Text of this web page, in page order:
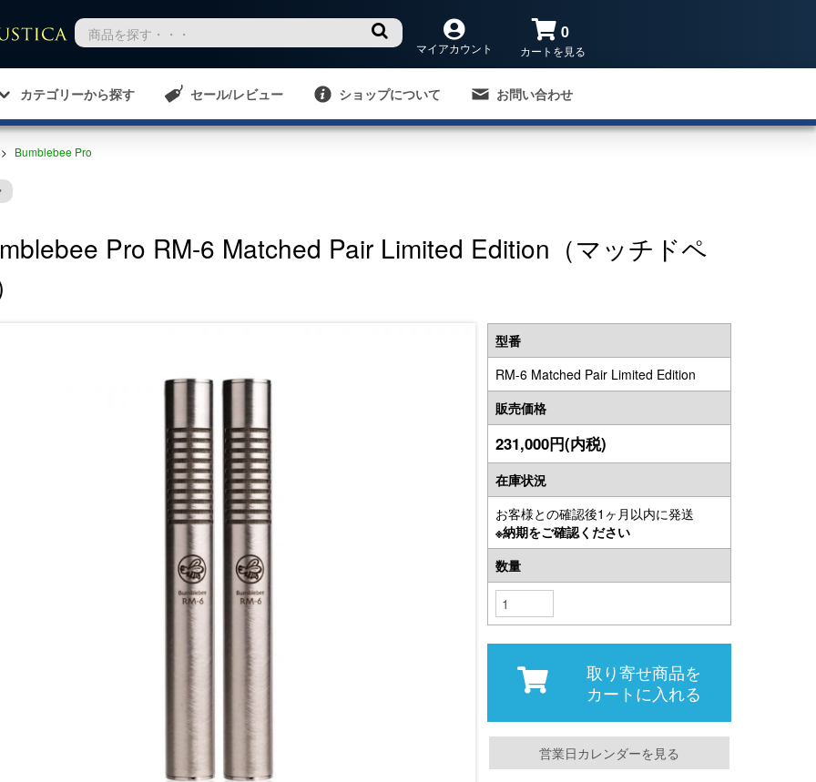
マイアカウント
0
カートを見る
カテゴリーから探す セール/レビュー ショップについて お問い合わせ
Bumblebee Pro
Pro RM-6 Matched Pair Limited Edition（マッチドペ
型番
RM-6 Matched Pair Limited Edition
販売価格
231,000円(内税)
在庫状況
お客様との確認後1ヶ月以内に発送
※納期をご確認ください
数量
取り寄せ商品を
カートに入れる
営業日カレンダーを見る